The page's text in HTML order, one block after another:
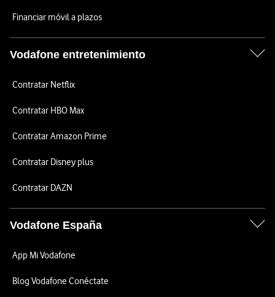
Financiar móvil a plazos
Vodafone entretenimiento
Contratar Netflix
Contratar HBO Max
Contratar Amazon Prime
Contratar Disney plus
Contratar DAZN
Vodafone España
App Mi Vodafone
Blog Vodafone Conéctate